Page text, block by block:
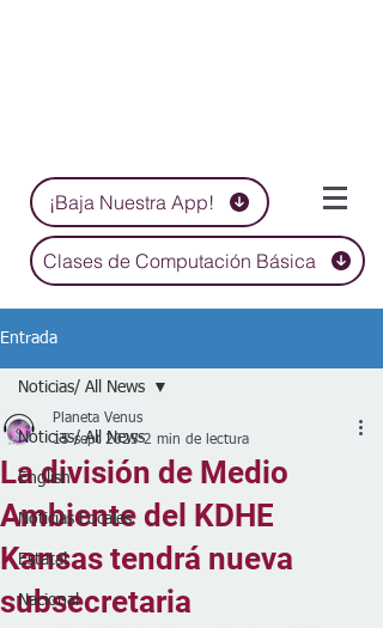
¡Baja Nuestra App!
Clases de Computación Básica
Entrada
Noticias/ All News
English
Noticias Locales
Estatal
Nacional
Noticias/ All News
La división de Medio
Ambiente del KDHE
Kansas tendrá nueva
subsecretaria
Planeta Venus
15 sept 2025 2 min de lectura